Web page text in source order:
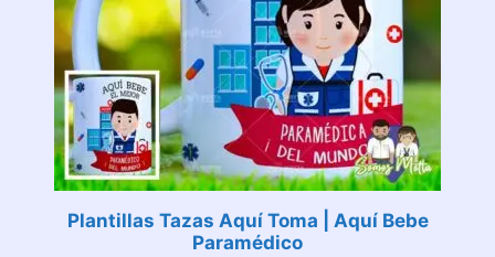
Plantillas Tazas Aquí Toma | Aquí Bebe
Paramédico